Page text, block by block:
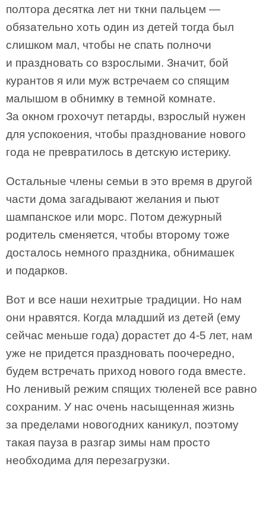
полтора десятка лет ни ткни пальцем —
обязательно хоть один из детей тогда был
слишком мал, чтобы не спать полночи
и праздновать со взрослыми. Значит, бой
курантов я или муж встречаем со спящим
малышом в обнимку в темной комнате.
За окном грохочут петарды, взрослый нужен
для успокоения, чтобы празднование нового
года не превратилось в детскую истерику.
Остальные члены семьи в это время в другой
части дома загадывают желания и пьют
шампанское или морс. Потом дежурный
родитель сменяется, чтобы второму тоже
досталось немного праздника, обнимашек
и подарков.
Вот и все наши нехитрые традиции. Но нам
они нравятся. Когда младший из детей (ему
сейчас меньше года) дорастет до 4-5 лет, нам
уже не придется праздновать поочередно,
будем встречать приход нового года вместе.
Но ленивый режим спящих тюленей все равно
сохраним. У нас очень насыщенная жизнь
за пределами новогодних каникул, поэтому
такая пауза в разгар зимы нам просто
необходима для перезагрузки.